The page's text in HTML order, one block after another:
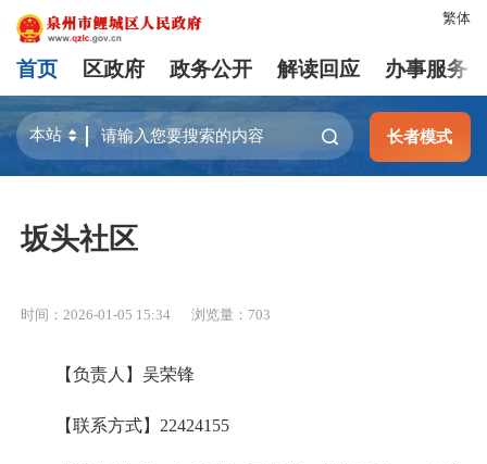
繁体
首页 区政府 政务公开 解读回应 办事服务
长者模式
坂头社区
时间：2026-01-05 15:34 浏览量： 703
【负责人】吴荣锋
【联系方式】22424155